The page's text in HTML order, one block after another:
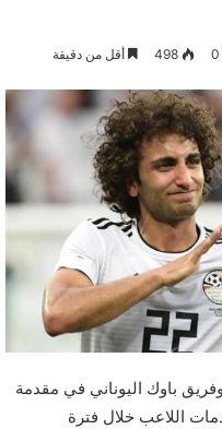
0
498 أقل من دقيقة
باوك اليوناني في مقدمة
اللاعب خلال فترة